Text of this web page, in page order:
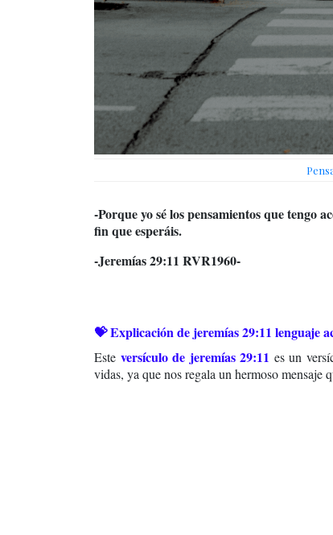
-Porque yo sé los pensamientos que tengo
fin que esperáis.
-Jeremías 29:11 RVR1960-
💝 Explicación de jeremías 29:11 lenguaje
Este versículo de jeremías 29:11 es un
vidas, ya que nos regala un hermoso mensaje